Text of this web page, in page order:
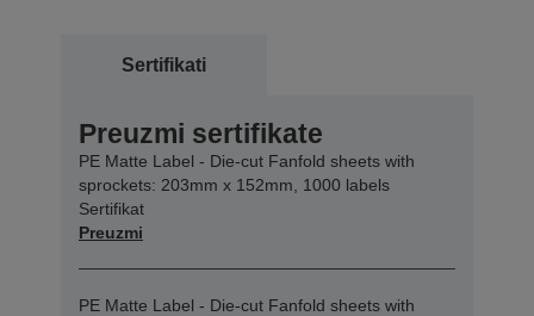
Sertifikati
Preuzmi sertifikate
PE Matte Label - Die-cut Fanfold sheets with
sprockets: 203mm x 152mm, 1000 labels
Sertifikat
Preuzmi
PE Matte Label - Die-cut Fanfold sheets with